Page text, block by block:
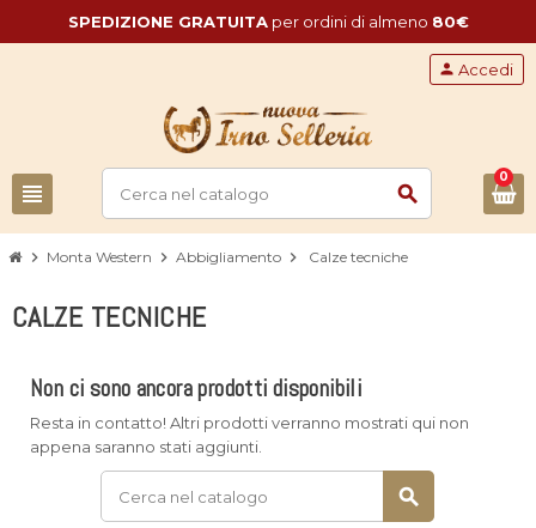
SPEDIZIONE GRATUITAper ordini di almeno 80€
view_headline search
person Accedi
0
chevron_right Monta Western chevron_right Abbigliamento chevron_right Calze tecniche
CALZE TECNICHE
Non ci sono ancora prodotti disponibili
Resta in contatto! Altri prodotti verranno mostrati qui non
appena saranno stati aggiunti.
search